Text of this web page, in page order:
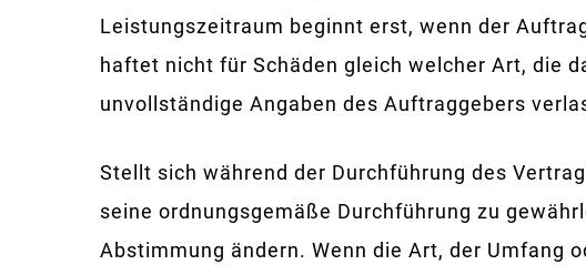
Leistungszeitraum beginnt erst, wenn der
haftet nicht für Schäden gleich welcher Art, die
unvollständige Angaben des Auftraggebers
Stellt sich während der Durchführung des
seine ordnungsgemäße Durchführung zu
Abstimmung ändern. Wenn die Art, der Umfang